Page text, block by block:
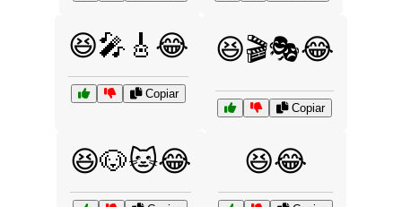
😆🎤🎸😂
Copiar
😆🎬🎭😂
Copiar
😆🐶🐱😂 😆😂